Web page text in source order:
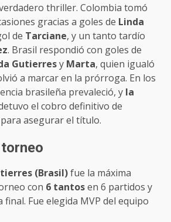
thriller. Colombia tomó
gracias a goles de Linda
de Tarciane, y un tanto tardío
. Brasil respondió con goles de
Gutierresy Marta, quien igualó
a marcar en la prórroga. En los
brasileña prevaleció, y la
el cobro definitivo de
para asegurar el título.
(Brasil)fue la máxima
con 6 tantosen 6 partidos y
final. Fue elegida MVP del equipo